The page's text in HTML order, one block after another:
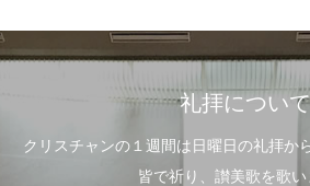
礼拝について
クリスチャンの１週間は日曜日の礼拝か
皆で祈り、讃美歌を歌い